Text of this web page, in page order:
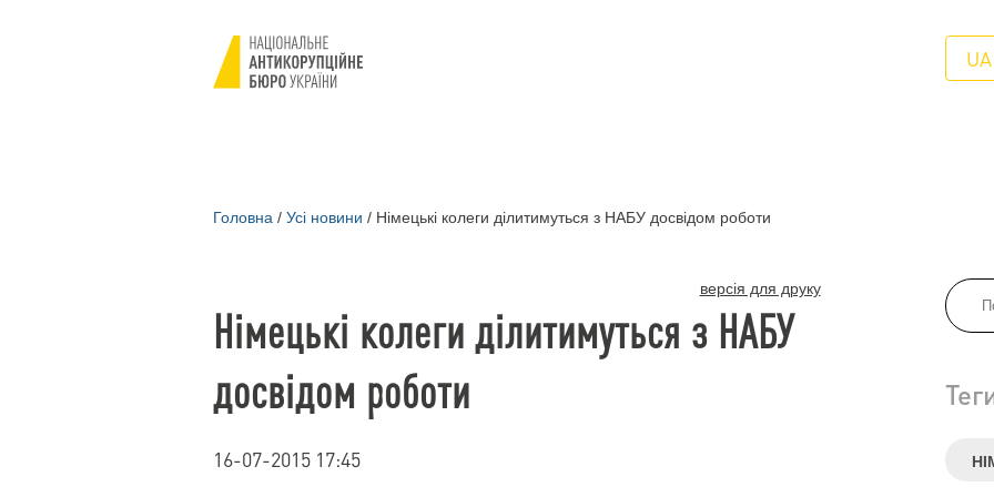
UA
Головна / Усі новини / Німецькі колеги ділитимуться з НАБУ досвідом роботи
версія для друку
Німецькі колеги ділитимуться з НАБУ
досвідом роботи
16-07-2015 17:45